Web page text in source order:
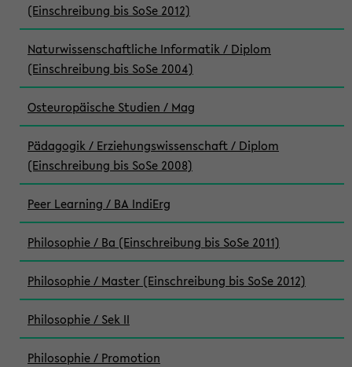
(Einschreibung bis SoSe 2012)
Naturwissenschaftliche Informatik / Diplom
(Einschreibung bis SoSe 2004)
Osteuropäische Studien / Mag
Pädagogik / Erziehungswissenschaft / Diplom
(Einschreibung bis SoSe 2008)
Peer Learning / BA IndiErg
Philosophie / Ba (Einschreibung bis SoSe 2011)
Philosophie / Master (Einschreibung bis SoSe 2012)
Philosophie / Sek II
Philosophie / Promotion